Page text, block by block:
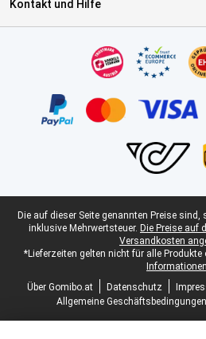
Kontakt und Hilfe
Juristische Fußzeile
Die auf dieser Seite genannten Preise
inklusive Mehrwertsteuer. Die Preise auf
Versandkosten
*Lieferzeiten gelten nicht für alle
Über Gomibo.at
Datenschutz
Allgemeine Geschäftsbedingungen